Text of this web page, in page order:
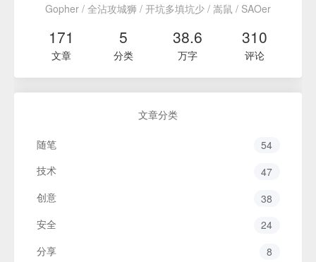
Gopher / 全沾攻城狮 / 开坑多填坑少 / 嵩鼠 / SAOer
171
文章
5
分类
38.6
万字
310
评论
文章分类
随笔
54
技术
47
创意
38
安全
24
分享
8